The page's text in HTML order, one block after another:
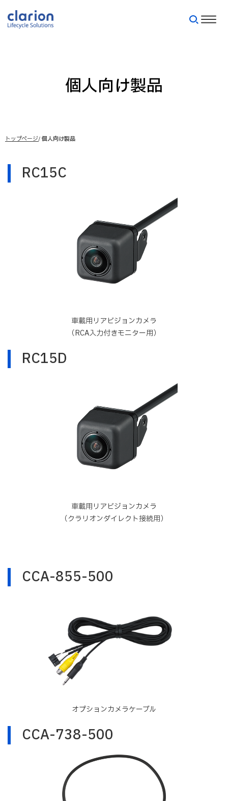
個人向け製品
トップページ 個人向け製品
RC15C
車載用リアビジョンカメラ
（RCA入力付きモニター用）
RC15D
車載用リアビジョンカメラ
（クラリオンダイレクト接続用）
CCA-855-500
オプションカメラケーブル
CCA-738-500